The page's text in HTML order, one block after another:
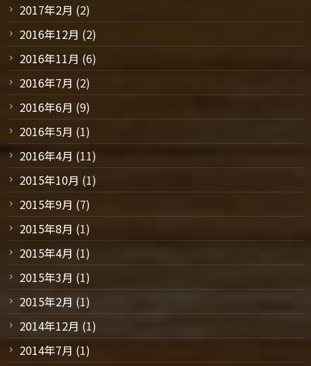
2017年2月 (2)
2016年12月 (2)
2016年11月 (6)
2016年7月 (2)
2016年6月 (9)
2016年5月 (1)
2016年4月 (11)
2015年10月 (1)
2015年9月 (7)
2015年8月 (1)
2015年4月 (1)
2015年3月 (1)
2015年2月 (1)
2014年12月 (1)
2014年7月 (1)